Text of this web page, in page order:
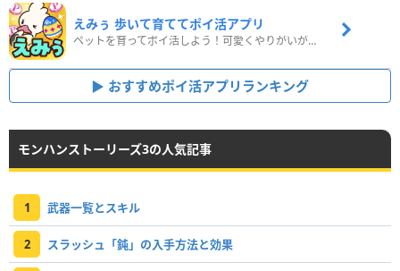
えみぅ 歩いて育ててポイ活アプリ
ペットを育ってポイ活しよう！可愛くやりがいがある新感覚アプリ
おすすめポイ活アプリランキング
モンハンストーリーズ3の人気記事
1 武器一覧とスキル
2 スラッシュ「鈍」の入手方法と効果